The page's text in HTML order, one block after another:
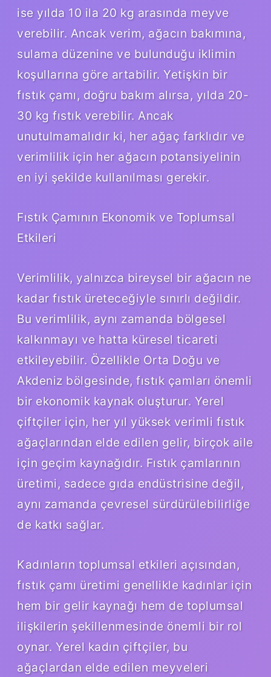
ise yılda 10 ila 20 kg arasında meyve
verebilir. Ancak verim, ağacın bakımına,
sulama düzenine ve bulunduğu iklimin
koşullarına göre artabilir. Yetişkin bir
fıstık çamı, doğru bakım alırsa, yılda 20-
30 kg fıstık verebilir. Ancak
unutulmamalıdır ki, her ağaç farklıdır ve
verimlilik için her ağacın potansiyelinin
en iyi şekilde kullanılması gerekir.
Fıstık Çamının Ekonomik ve Toplumsal
Etkileri
Verimlilik, yalnızca bireysel bir ağacın ne
kadar fıstık üreteceğiyle sınırlı değildir.
Bu verimlilik, aynı zamanda bölgesel
kalkınmayı ve hatta küresel ticareti
etkileyebilir. Özellikle Orta Doğu ve
Akdeniz bölgesinde, fıstık çamları önemli
bir ekonomik kaynak oluşturur. Yerel
çiftçiler için, her yıl yüksek verimli fıstık
ağaçlarından elde edilen gelir, birçok aile
için geçim kaynağıdır. Fıstık çamlarının
üretimi, sadece gıda endüstrisine değil,
aynı zamanda çevresel sürdürülebilirliğe
de katkı sağlar.
Kadınların toplumsal etkileri açısından,
fıstık çamı üretimi genellikle kadınlar için
hem bir gelir kaynağı hem de toplumsal
ilişkilerin şekillenmesinde önemli bir rol
oynar. Yerel kadın çiftçiler, bu
ağaçlardan elde edilen meyveleri